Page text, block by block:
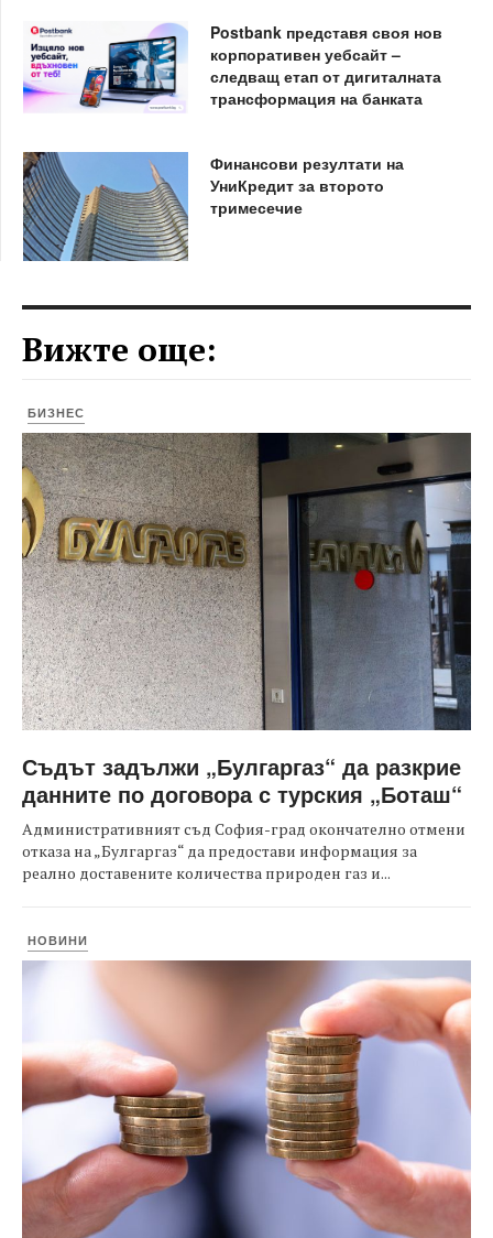
Postbank представя своя нов
корпоративен уебсайт –
следващ етап от дигиталната
трансформация на банката
Финансови резултати на
УниКредит за второто
тримесечие
Вижте още:
БИЗНЕС
Съдът задължи „Булгаргаз“ да разкрие
данните по договора с турския „Боташ“
Административният съд София-град окончателно отмени
отказа на „Булгаргаз“ да предостави информация за
реално доставените количества природен газ и...
НОВИНИ